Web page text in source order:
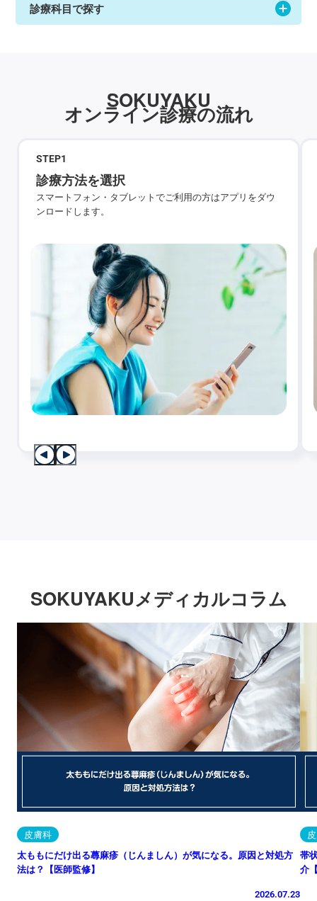
診療科目で探す
SOKUYAKU
オンライン診療の流れ
STEP1
診療方法を選択
スマートフォン・タブレットでご利用の方はアプリをダウ
ンロードします。
SOKUYAKUメディカルコラム
皮膚科
太ももにだけ出る蕁麻疹（じんましん）が気になる。原因と対処方
法は？【医師監修】
2026.07.23
帯
介